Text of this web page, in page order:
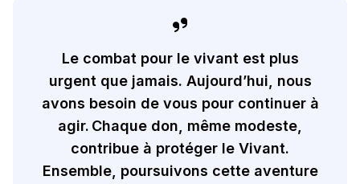
Le combat pour le vivant est plus
urgent que jamais. Aujourd’hui, nous
avons besoin de vous pour continuer à
agir. Chaque don, même modeste,
contribue à protéger le Vivant.
Ensemble, poursuivons cette aventure